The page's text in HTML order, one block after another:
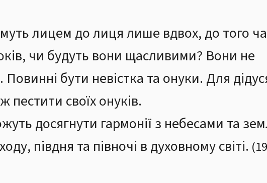
лицем до лиця лише вдвох, до того
чи будуть вони щасливими? Вони не
бути невістка та онуки. Для
пестити своїх онуків.
досягнути гармонії з небесами та
півдня та півночі в духовному світі. (